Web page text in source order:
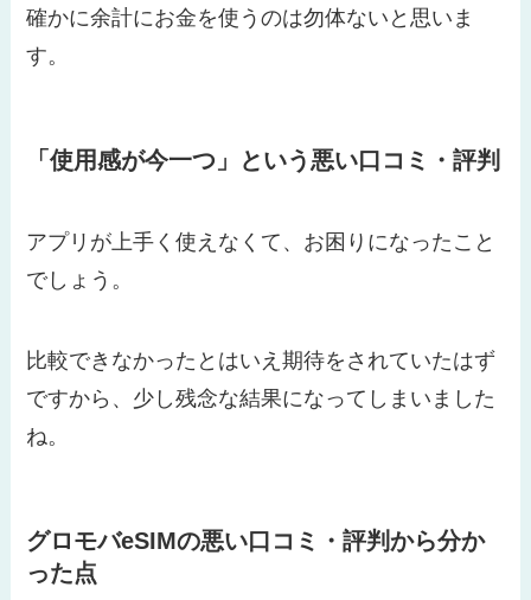
確かに余計にお金を使うのは勿体ないと思いま
す。
「使用感が今一つ」という悪い口コミ・評判
アプリが上手く使えなくて、お困りになったこと
でしょう。
比較できなかったとはいえ期待をされていたはず
ですから、少し残念な結果になってしまいました
ね。
グロモバeSIMの悪い口コミ・評判から分か
った点